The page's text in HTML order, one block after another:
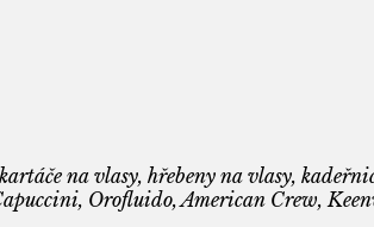
na vlasy, hřebeny na vlasy,
Orofluido, American Crew,